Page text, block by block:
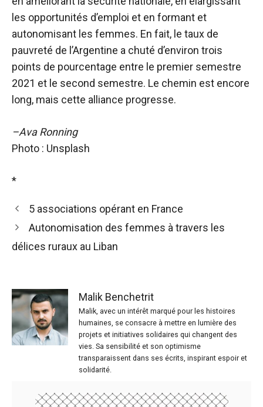
les opportunités d’emploi et en formant et
autonomisant les femmes. En fait, le taux de
pauvreté de l’Argentine a chuté d’environ trois
points de pourcentage entre le premier semestre
2021 et le second semestre. Le chemin est encore
long, mais cette alliance progresse.
–Ava Ronning
Photo : Unsplash
*
5 associations opérant en France
Autonomisation des femmes à travers les
délices ruraux au Liban
Malik Benchetrit
Malik, avec un intérêt marqué pour les histoires
humaines, se consacre à mettre en lumière des
projets et initiatives solidaires qui changent des
vies. Sa sensibilité et son optimisme
transparaissent dans ses écrits, inspirant espoir et
solidarité.